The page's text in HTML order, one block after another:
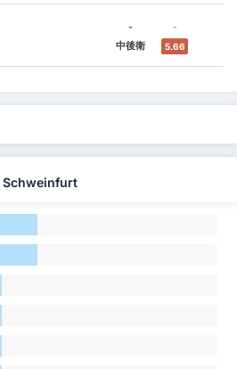
-
-
中後衛 5.66
Schweinfurt